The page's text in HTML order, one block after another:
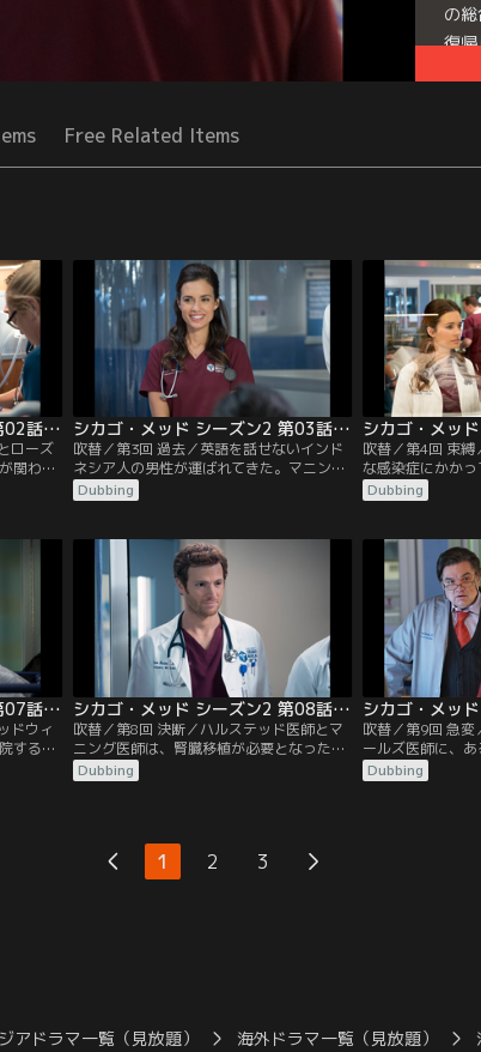
の
復
Free Related Items
シカゴ・メッド シーズン2 第02話／吹替
ローズ
関わる
があ
ズ医師
でい
生兵と
砲事件
シカゴ・メッド シーズン2 第03話／吹替
吹替／第3回 過去／英語を話せないインド
ネシア人の男性が運ばれてきた。マニング
医師と医学部4年生のジェフ・クラークは
謎の病気と向き合うことに。マギーが家族
で彼はマギーの姉妹デニースと出逢い、一
家の深い秘密を知ることになる。
Dubbing
吹替／第4回 束
な感染症にかか
突き止めるため
者のロビンが呼
た高齢男性を診
ガールフレンド
立する。リース
症の患者を救お
Dubbing
シカゴ・メッド シーズン2 第07話／吹替
ドウィ
する
ら脱し
ル・コ
シカゴ・メッド シーズン2 第08話／吹替
吹替／第8回 決断／ハルステッド医師とマ
ニング医師は、腎臓移植が必要となった男
性を診察するが、一緒に来院したのは不仲
の兄弟だった。リース医師の元患者ダニー
の少女の治療をするが、過保護な母親は彼
らのやり方に反対する。囚人の男が異常な
目的で病院に来る。
Dubbing
吹替／第9回 急
ールズ医師に、
ピエントとして
任せる。ジェフ
Dubbing
1 2 3
アドラマ一覧（見放題） 海外ドラマ一覧（見放題）